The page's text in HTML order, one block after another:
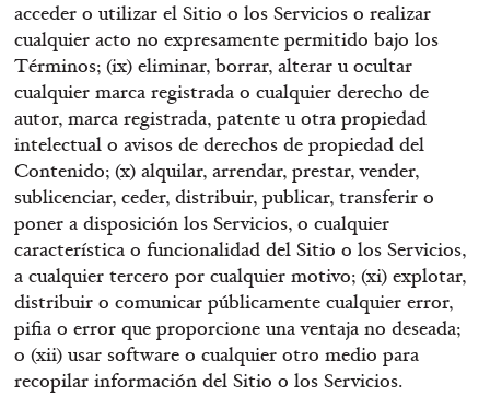
acceder o utilizar el Sitio o los Servicios o realizar
cualquier acto no expresamente permitido bajo los
Términos; (ix) eliminar, borrar, alterar u ocultar
cualquier marca registrada o cualquier derecho de
autor, marca registrada, patente u otra propiedad
intelectual o avisos de derechos de propiedad del
Contenido; (x) alquilar, arrendar, prestar, vender,
sublicenciar, ceder, distribuir, publicar, transferir o
poner a disposición los Servicios, o cualquier
característica o funcionalidad del Sitio o los Servicios,
a cualquier tercero por cualquier motivo; (xi) explotar,
distribuir o comunicar públicamente cualquier error,
pifia o error que proporcione una ventaja no deseada;
o (xii) usar software o cualquier otro medio para
recopilar información del Sitio o los Servicios.